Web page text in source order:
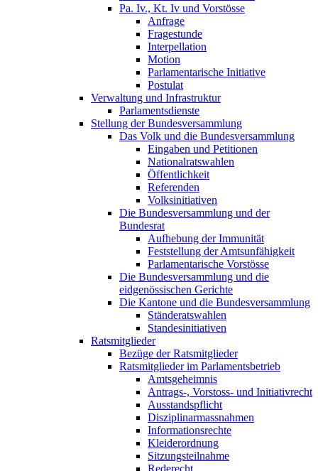
Pa. Iv., Kt. Iv und Vorstösse
Anfrage
Fragestunde
Interpellation
Motion
Parlamentarische Initiative
Postulat
Verwaltung und Infrastruktur
Parlamentsdienste
Stellung der Bundesversammlung
Das Volk und die Bundesversammlung
Eingaben und Petitionen
Nationalratswahlen
Öffentlichkeit
Referenden
Volksinitiativen
Die Bundesversammlung und der
Bundesrat
Aufhebung der Immunität
Feststellung der Amtsunfähigkeit
Parlamentarische Vorstösse
Die Bundesversammlung und die
eidgenössischen Gerichte
Die Kantone und die Bundesversammlung
Ständeratswahlen
Standesinitiativen
Ratsmitglieder
Bezüge der Ratsmitglieder
Ratsmitglieder im Parlamentsbetrieb
Amtsgeheimnis
Antrags-, Vorstoss- und Initiativrecht
Ausstandspflicht
Disziplinarmassnahmen
Informationsrechte
Kleiderordnung
Sitzungsteilnahme